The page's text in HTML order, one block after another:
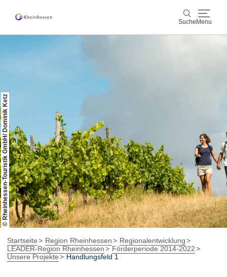
Suche Menu
Veranstaltungen
Buchung & Service
ShopRheinhessen-Blog Karte
© Rheinhessen-Touristik GmbH/ Dominik Ketz
Startseite Region Rheinhessen
Regionalentwicklung
LEADER-Region Rheinhessen
Förderperiode 2014-2022
Unsere Projekte
Handlungsfeld 1